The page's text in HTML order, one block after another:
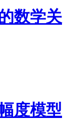
数学关
度模型